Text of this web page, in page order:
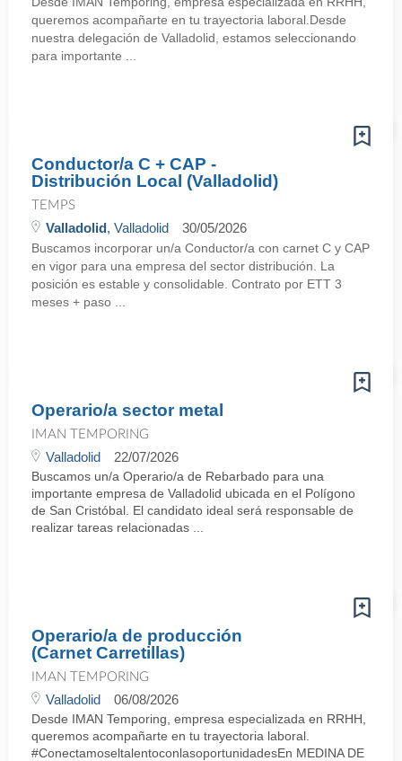
queremos acompañarte en tu trayectoria laboral.Desde
nuestra delegación de Valladolid, estamos seleccionando
para importante ...
Conductor/a C + CAP -
Distribución Local (Valladolid)
TEMPS
Valladolid, Valladolid 30/05/2026
Buscamos incorporar un/a Conductor/a con carnet C y CAP
en vigor para una empresa del sector distribución. La
posición es estable y consolidable. Contrato por ETT 3
meses + paso ...
Operario/a sector metal
IMAN TEMPORING
Valladolid 22/07/2026
Buscamos un/a Operario/a de Rebarbado para una
importante empresa de Valladolid ubicada en el Polígono
de San Cristóbal. El candidato ideal será responsable de
realizar tareas relacionadas ...
Operario/a de producción
(Carnet Carretillas)
IMAN TEMPORING
Valladolid 06/08/2026
Desde IMAN Temporing, empresa especializada en RRHH,
queremos acompañarte en tu trayectoria laboral.
#ConectamoseltalentoconlasoportunidadesEn MEDINA DE